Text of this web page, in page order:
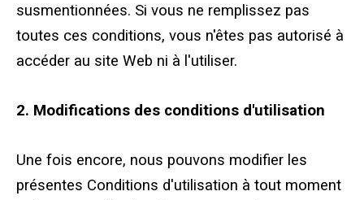
susmentionnées. Si vous ne remplissez pas
toutes ces conditions, vous n'êtes pas autorisé à
accéder au site Web ni à l'utiliser.
2. Modifications des conditions d'utilisation
Une fois encore, nous pouvons modifier les
présentes Conditions d'utilisation à tout moment